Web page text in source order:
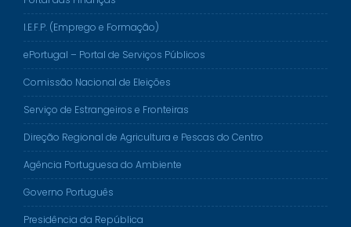
I.E.F.P. (Emprego e Formação)
ePortugal – Portal de Serviços Públicos
Comissão Nacional de Eleições
Serviço de Estrangeiros e Fronteiras
Direção Regional de Agricultura e Pescas do Centro
Agência Portuguesa do Ambiente
Governo Português
Presidência da República